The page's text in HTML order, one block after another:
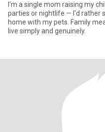
I'm a single mom raising my
parties or nightlife — I'd rather
home with my pets. Family
live simply and genuinely.